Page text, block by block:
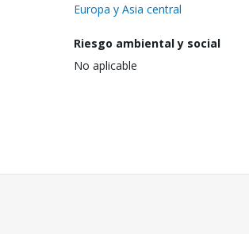
Europa y Asia central
Riesgo ambiental y social
No aplicable